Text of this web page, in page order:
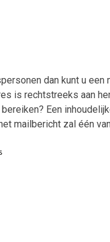
dan kunt u een
is rechtstreeks aan
Een
mailbericht zal één